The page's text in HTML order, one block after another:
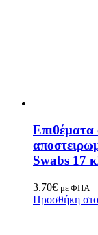
Επιθέματα
Swabs 17
3.70€ με ΦΠΑ
Προσθήκη